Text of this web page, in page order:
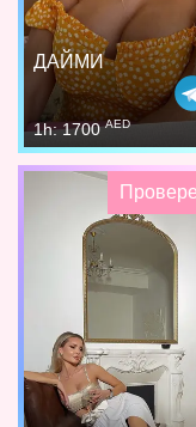
ДАЙМИ
1h: 1700AED